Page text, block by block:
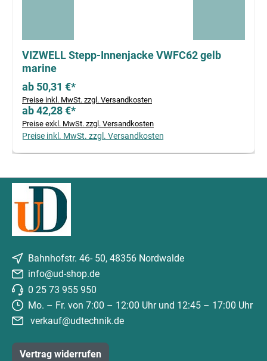
VIZWELL Stepp-Innenjacke VWFC62 gelb
marine
ab 50,31 €*
Preise inkl. MwSt. zzgl. Versandkosten
ab 42,28 €*
Preise exkl. MwSt. zzgl. Versandkosten
Preise inkl. MwSt. zzgl. Versandkosten
Bahnhofstr. 46- 50, 48356 Nordwalde
info@ud-shop.de
0 25 73 955 950
Mo. – Fr. von 7:00 – 12:00 Uhr und 12:45 – 17:00 Uhr
verkauf@udtechnik.de
Vertrag widerrufen